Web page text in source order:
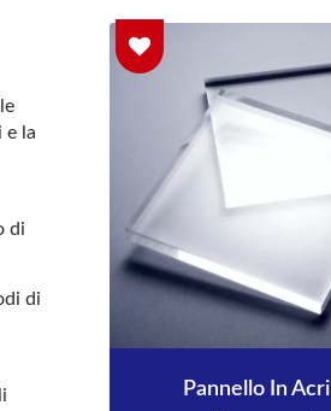
e la
di
di
Pannello In Acrilico